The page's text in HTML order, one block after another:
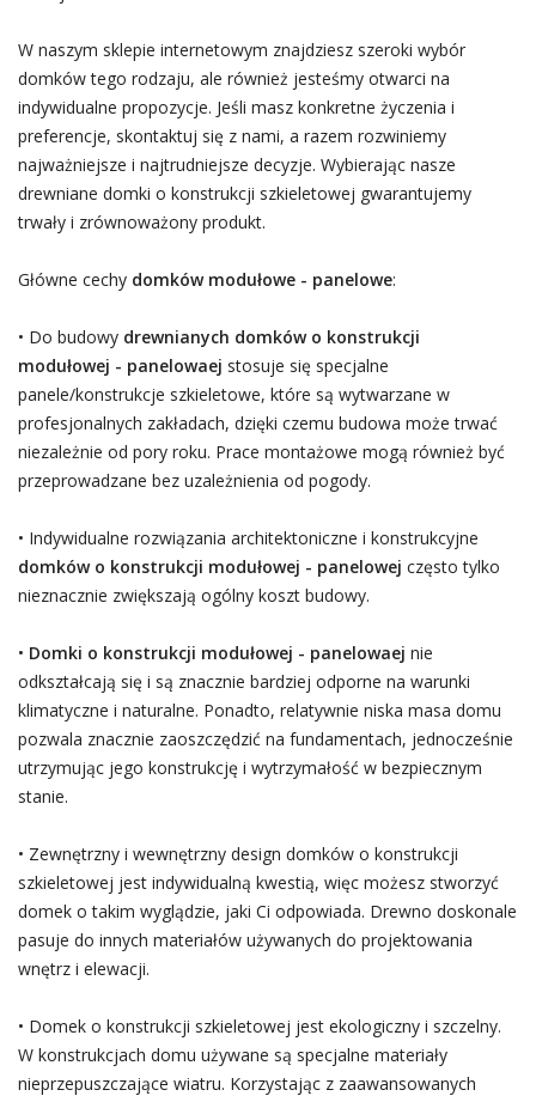
W naszym sklepie internetowym znajdziesz szeroki wybór
domków tego rodzaju, ale również jesteśmy otwarci na
indywidualne propozycje. Jeśli masz konkretne życzenia i
preferencje, skontaktuj się z nami, a razem rozwiniemy
najważniejsze i najtrudniejsze decyzje. Wybierając nasze
drewniane domki o konstrukcji szkieletowej gwarantujemy
trwały i zrównoważony produkt.
Główne cechy domków modułowe - panelowe:
• Do budowy drewnianych domków o konstrukcji
modułowej - panelowaej stosuje się specjalne
panele/konstrukcje szkieletowe, które są wytwarzane w
profesjonalnych zakładach, dzięki czemu budowa może trwać
niezależnie od pory roku. Prace montażowe mogą również być
przeprowadzane bez uzależnienia od pogody.
• Indywidualne rozwiązania architektoniczne i konstrukcyjne
domków o konstrukcji modułowej - panelowej często tylko
nieznacznie zwiększają ogólny koszt budowy.
• Domki o konstrukcji modułowej - panelowaej nie
odkształcają się i są znacznie bardziej odporne na warunki
klimatyczne i naturalne. Ponadto, relatywnie niska masa domu
pozwala znacznie zaoszczędzić na fundamentach, jednocześnie
utrzymując jego konstrukcję i wytrzymałość w bezpiecznym
stanie.
• Zewnętrzny i wewnętrzny design domków o konstrukcji
szkieletowej jest indywidualną kwestią, więc możesz stworzyć
domek o takim wyglądzie, jaki Ci odpowiada. Drewno doskonale
pasuje do innych materiałów używanych do projektowania
wnętrz i elewacji.
• Domek o konstrukcji szkieletowej jest ekologiczny i szczelny.
W konstrukcjach domu używane są specjalne materiały
nieprzepuszczające wiatru. Korzystając z zaawansowanych